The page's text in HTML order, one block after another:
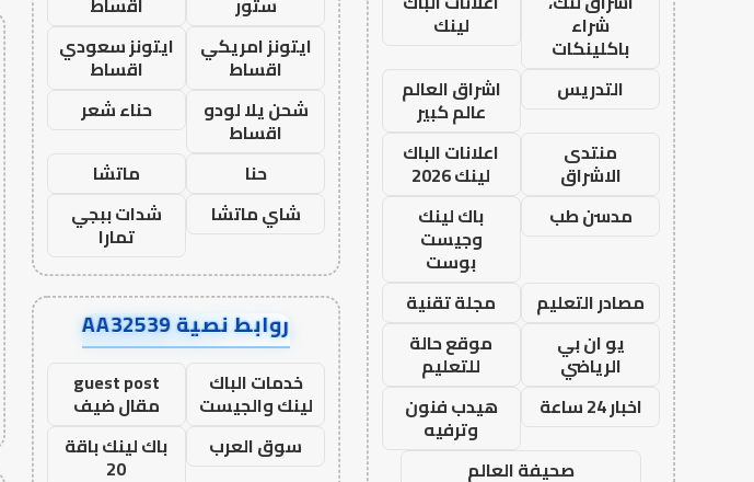
شراء
باكلينكات
لينك
التدريس
اشراق العالم
عالم كبير
منتدى
الاشراق
اعلانات الباك
لينك 2026
مدسن طب
باك لينك
وجيست
بوست
مصادر التعليم
مجلة تقنية
يو ان بي
الرياضي
موقع حالة
للتعليم
اخبار 24 ساعة
هيدب فنون
وترفيه
صحيفة العالم
ايتونز امريكي
اقساط
ايتونز سعودي
اقساط
شحن يلا لودو
اقساط
حناء شعر
حنا
ماتشا
شاي ماتشا
شدات ببجي
تمارا
روابط نصية AA32539
خدمات الباك
لينك والجيست
guest post
مقال ضيف
سوق العرب
باك لينك باقة
20